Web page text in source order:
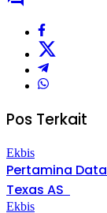
Pos Terkait
Ekbis
Pertamina
Texas AS
Ekbis